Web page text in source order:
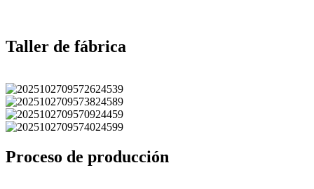
Taller de fábrica
Proceso de producción